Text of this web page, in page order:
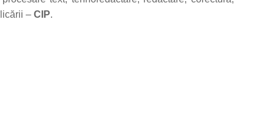
– CIP.